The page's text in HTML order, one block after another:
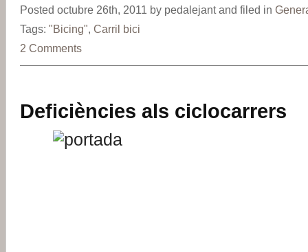
Posted octubre 26th, 2011 by pedalejant and filed in
Tags: "Bicing", Carril bici
2 Comments
Deficiències als ciclocarrers